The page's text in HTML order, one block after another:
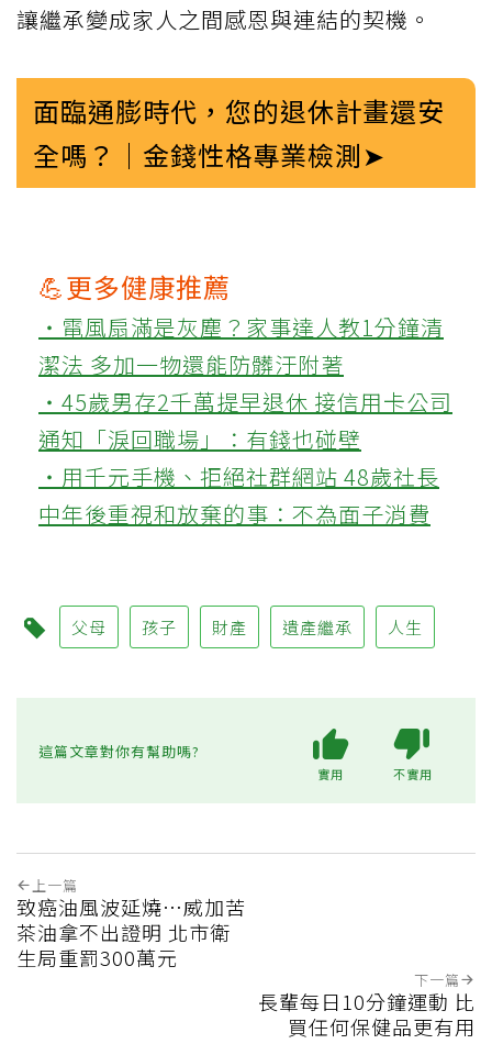
讓繼承變成家人之間感恩與連結的契機。
面臨通膨時代，您的退休計畫還安
全嗎？｜金錢性格專業檢測➤
💪更多健康推薦
‧電風扇滿是灰塵？家事達人教1分鐘清
潔法 多加一物還能防髒汙附著
‧45歲男存2千萬提早退休 接信用卡公司
通知「淚回職場」：有錢也碰壁
‧用千元手機、拒絕社群網站 48歲社長
中年後重視和放棄的事：不為面子消費
父母 孩子 財產 遺產繼承 人生
這篇文章對你有幫助嗎?
實用 不實用
上一篇
致癌油風波延燒…威加苦
茶油拿不出證明 北市衛
生局重罰300萬元
下一篇
長輩每日10分鐘運動 比
買任何保健品更有用